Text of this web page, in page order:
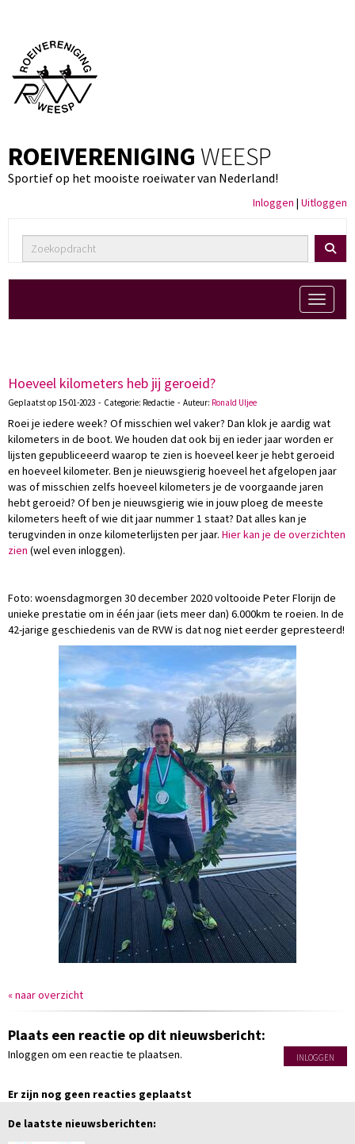
ROEIVERENIGING WEESP
Sportief op het mooiste roeiwater van Nederland!
Inloggen | Uitloggen
Toggle
Hoeveel kilometers heb jij geroeid?
Geplaatst op 15-01-2023 - Categorie: Redactie - Auteur: Ronald Uljee
Roei je iedere week? Of misschien wel vaker? Dan klok je aardig wat
kilometers in de boot. We houden dat ook bij en ieder jaar worden er
lijsten gepubliceeerd waarop te zien is hoeveel keer je hebt geroeid
en hoeveel kilometer. Ben je nieuwsgierig hoeveel het afgelopen jaar
was of misschien zelfs hoeveel kilometers je de voorgaande jaren
hebt geroeid? Of ben je nieuwsgierig wie in jouw ploeg de meeste
kilometers heeft of wie dit jaar nummer 1 staat? Dat alles kan je
terugvinden in onze kilometerlijsten per jaar. Hier kan je de overzichten
zien (wel even inloggen).
Foto: woensdagmorgen 30 december 2020 voltooide Peter Florijn de
unieke prestatie om in één jaar (iets meer dan) 6.000km te roeien. In de
42-jarige geschiedenis van de RVW is dat nog niet eerder gepresteerd!
« naar overzicht
Plaats een reactie op dit nieuwsbericht:
Inloggen om een reactie te plaatsen. INLOGGEN
Er zijn nog geen reacties geplaatst
De laatste nieuwsberichten: